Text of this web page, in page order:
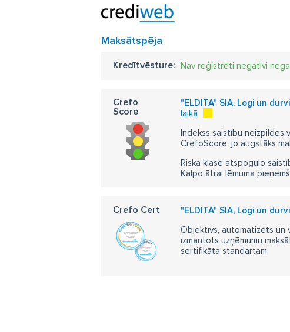
Maksātspēja
Kredītvēsture: Nav reģistrēti negatīvi
Crefo
Score
"ELDITA" SIA, Logi un
laikā
Indekss saistību neizpildes
CrefoScore, jo augstāks
Riska klase atspoguļo
Kalpo ātrai lēmuma
Crefo Cert "ELDITA" SIA, Logi un
Objektīvs, automatizēts un
izmantots uzņēmumu
sertifikāta standartam.